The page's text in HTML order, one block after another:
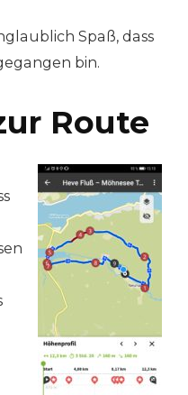
Spaß, dass
bin.
Route